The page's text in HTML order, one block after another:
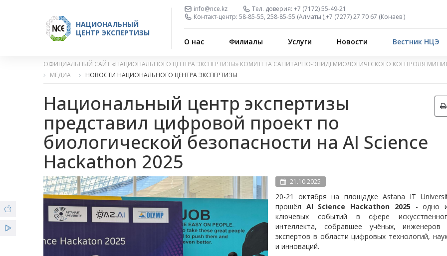
НАЦИОНАЛЬНЫЙ
ЦЕНТР ЭКСПЕРТИЗЫ
info@nce.kz Тел. доверия: +7 (7172) 55-49-21
Контакт-центр: 58-85-55, 258-85-55 (Алматы ),+7 (7277) 27 70 67 (Конаев)
О нас Филиалы Услуги Новости Вестник НЦЭ
ОФИЦИАЛЬНЫЙ САЙТ «НАЦИОНАЛЬНОГО ЦЕНТРА ЭКСПЕРТИЗЫ» КОМИТЕТА САНИТАРНО-ЭПИДЕМИОЛОГИЧЕСКОГО КОНТРОЛЯ
МЕДИА
НОВОСТИ НАЦИОНАЛЬНОГО ЦЕНТРА ЭКСПЕРТИЗЫ
Национальный центр экспертизы
представил цифровой проект по
биологической безопасности на AI Science
Hackathon 2025
21.10.2025
20-21 октября на площадке Astana IT
прошёл AI Science Hackathon 2025 - одно
ключевых событий в сфере
интеллекта, собравшее учёных, инженеров
экспертов в области цифровых технологий,
и инноваций.